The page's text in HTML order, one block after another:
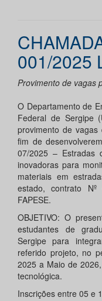
001/2025
Provimento de vagas
O Departamento de
Federal de Sergipe
provimento de
fim de
07/2025 – Estradas
inovadoras para
materiais em
estado, contrato
FAPESE.
OBJETIVO: O
estudantes de
Sergipe para
referido projeto, no
2025 a Maio de
tecnológica.
Inscrições entre 05 e